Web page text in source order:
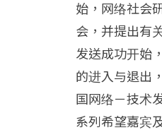
始，网络社会
会，并提出有
发送成功开始
的进入与退出
国网络－技术
系列希望嘉宾